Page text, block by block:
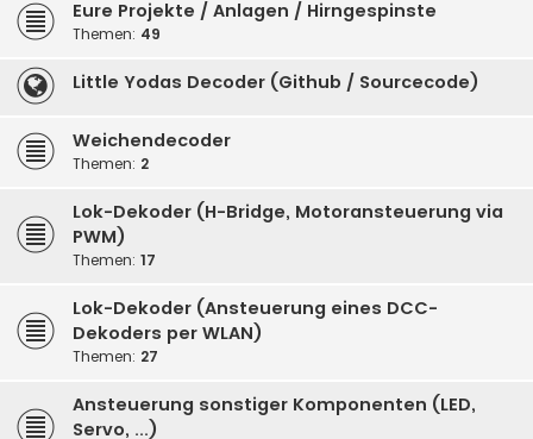
Eure Projekte / Anlagen / Hirngespinste
Themen: 49
Little Yodas Decoder (Github / Sourcecode)
Weichendecoder
Themen: 2
Lok-Dekoder (H-Bridge, Motoransteuerung via
PWM)
Themen: 17
Lok-Dekoder (Ansteuerung eines DCC-
Dekoders per WLAN)
Themen: 27
Ansteuerung sonstiger Komponenten (LED,
Servo, ...)